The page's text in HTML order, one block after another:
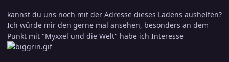
kannst du uns noch mit der Adresse dieses Ladens aushelfen?
Ich würde mir den gerne mal ansehen, besonders an dem
Punkt mit "Myxxel und die Welt" habe ich Interesse